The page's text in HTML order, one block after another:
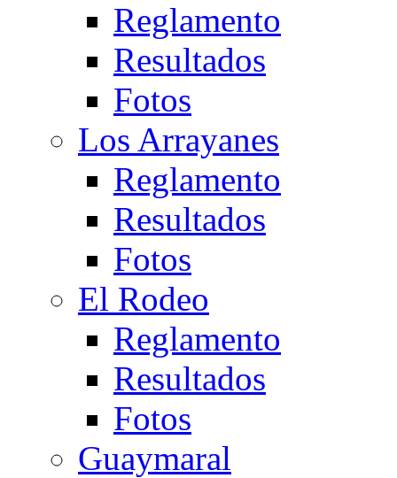
Reglamento
Resultados
Fotos
Los Arrayanes
Reglamento
Resultados
Fotos
El Rodeo
Reglamento
Resultados
Fotos
Guaymaral